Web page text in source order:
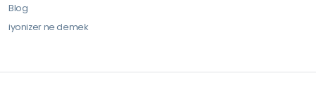
Blog
iyonizer ne demek